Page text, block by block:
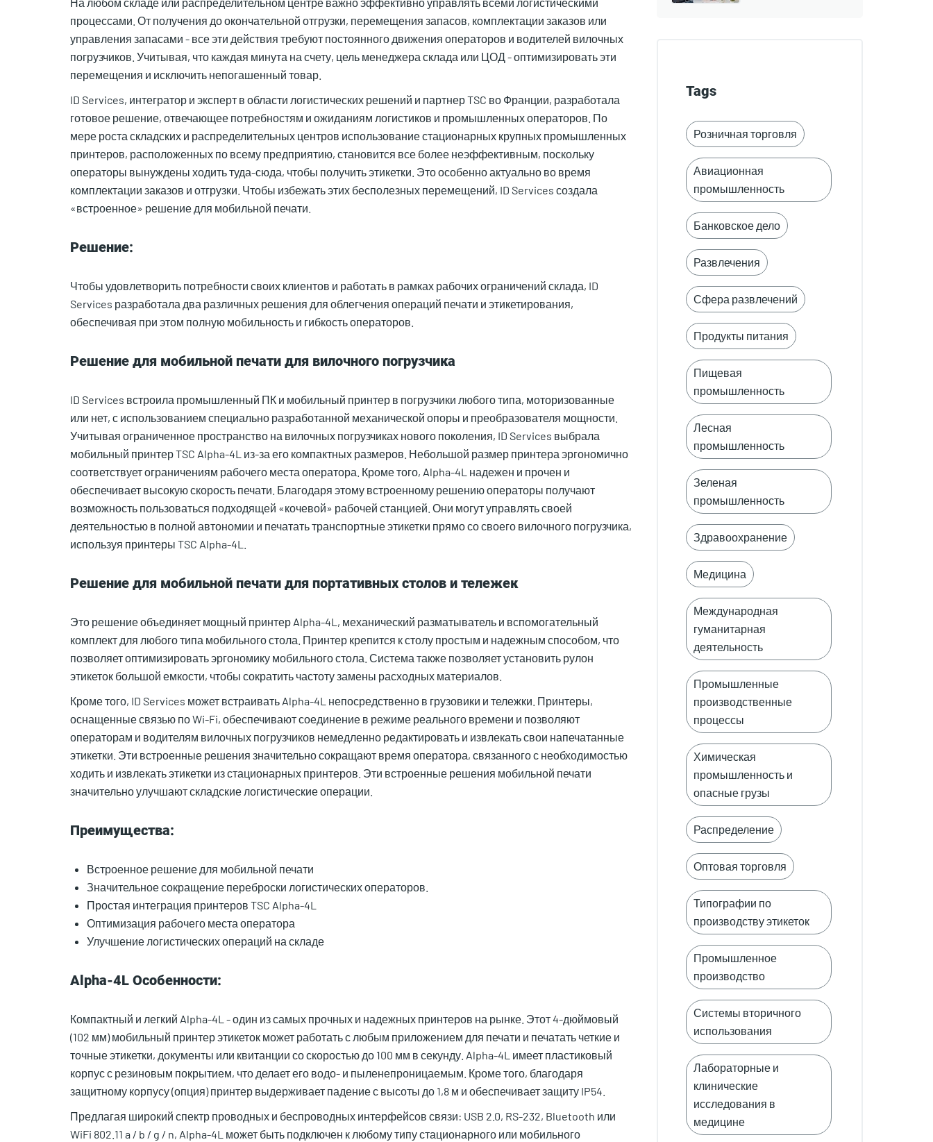
процессами. От получения до окончательной отгрузки, перемещения запасов, комплектации заказов или
управления запасами - все эти действия требуют постоянного движения операторов и водителей вилочных
погрузчиков. Учитывая, что каждая минута на счету, цель менеджера склада или ЦОД - оптимизировать эти
перемещения и исключить непогашенный товар.
ID Services, интегратор и эксперт в области логистических решений и партнер TSC во Франции, разработала
готовое решение, отвечающее потребностям и ожиданиям логистиков и промышленных операторов. По
мере роста складских и распределительных центров использование стационарных крупных промышленных
принтеров, расположенных по всему предприятию, становится все более неэффективным, поскольку
операторы вынуждены ходить туда-сюда, чтобы получить этикетки. Это особенно актуально во время
комплектации заказов и отгрузки. Чтобы избежать этих бесполезных перемещений, ID Services создала
«встроенное» решение для мобильной печати.
Решение:
Чтобы удовлетворить потребности своих клиентов и работать в рамках рабочих ограничений склада, ID
Services разработала два различных решения для облегчения операций печати и этикетирования,
обеспечивая при этом полную мобильность и гибкость операторов.
Решение для мобильной печати для вилочного погрузчика
ID Services встроила промышленный ПК и мобильный принтер в погрузчики любого типа, моторизованные
или нет, с использованием специально разработанной механической опоры и преобразователя мощности.
Учитывая ограниченное пространство на вилочных погрузчиках нового поколения, ID Services выбрала
мобильный принтер TSC Alpha-4L из-за его компактных размеров. Небольшой размер принтера эргономично
соответствует ограничениям рабочего места оператора. Кроме того, Alpha-4L надежен и прочен и
обеспечивает высокую скорость печати. Благодаря этому встроенному решению операторы получают
возможность пользоваться подходящей «кочевой» рабочей станцией. Они могут управлять своей
деятельностью в полной автономии и печатать транспортные этикетки прямо со своего вилочного погрузчика,
используя принтеры TSC Alpha-4L.
Решение для мобильной печати для портативных столов и тележек
Это решение объединяет мощный принтер Alpha-4L, механический разматыватель и вспомогательный
комплект для любого типа мобильного стола. Принтер крепится к столу простым и надежным способом, что
позволяет оптимизировать эргономику мобильного стола. Система также позволяет установить рулон
этикеток большой емкости, чтобы сократить частоту замены расходных материалов.
Кроме того, ID Services может встраивать Alpha-4L непосредственно в грузовики и тележки. Принтеры,
оснащенные связью по Wi-Fi, обеспечивают соединение в режиме реального времени и позволяют
операторам и водителям вилочных погрузчиков немедленно редактировать и извлекать свои напечатанные
этикетки. Эти встроенные решения значительно сокращают время оператора, связанного с необходимостью
ходить и извлекать этикетки из стационарных принтеров. Эти встроенные решения мобильной печати
значительно улучшают складские логистические операции.
Преимущества:
Встроенное решение для мобильной печати
Значительное сокращение переброски логистических операторов.
Простая интеграция принтеров TSC Alpha-4L
Оптимизация рабочего места оператора
Улучшение логистических операций на складе
Alpha-4L Особенности:
Компактный и легкий Alpha-4L - один из самых прочных и надежных принтеров на рынке. Этот 4-дюймовый
(102 мм) мобильный принтер этикеток может работать с любым приложением для печати и печатать четкие и
точные этикетки, документы или квитанции со скоростью до 100 мм в секунду. Alpha-4L имеет пластиковый
корпус с резиновым покрытием, что делает его водо- и пыленепроницаемым. Кроме того, благодаря
защитному корпусу (опция) принтер выдерживает падение с высоты до 1,8 м и обеспечивает защиту IP54.
Предлагая широкий спектр проводных и беспроводных интерфейсов связи: USB 2.0, RS-232, Bluetooth или
WiFi 802.11 a / b / g / n, Alpha-4L может быть подключен к любому типу стационарного или мобильного
Tags
Розничная торговля
Авиационная
промышленность
Банковское дело
Развлечения
Сфера развлечений
Продукты питания
Пищевая
промышленность
Лесная
промышленность
Зеленая
промышленность
Здравоохранение
Медицина
Международная
гуманитарная
деятельность
Промышленные
производственные
процессы
Химическая
промышленность и
опасные грузы
Распределение
Оптовая торговля
Типографии по
производству этикеток
Промышленное
производство
Системы вторичного
использования
Лабораторные и
клинические
исследования в
медицине